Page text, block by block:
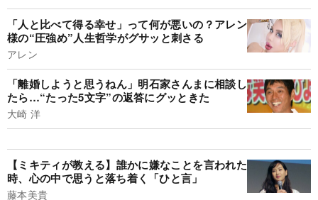
「人と比べて得る幸せ」って何が悪いの？アレン
様の“圧強め”人生哲学がグサッと刺さる
アレン
「離婚しようと思うねん」明石家さんまに相談し
たら…“たった5文字”の返答にグッときた
大崎 洋
【ミキティが教える】誰かに嫌なことを言われた
時、心の中で思うと落ち着く「ひと言」
藤本美貴